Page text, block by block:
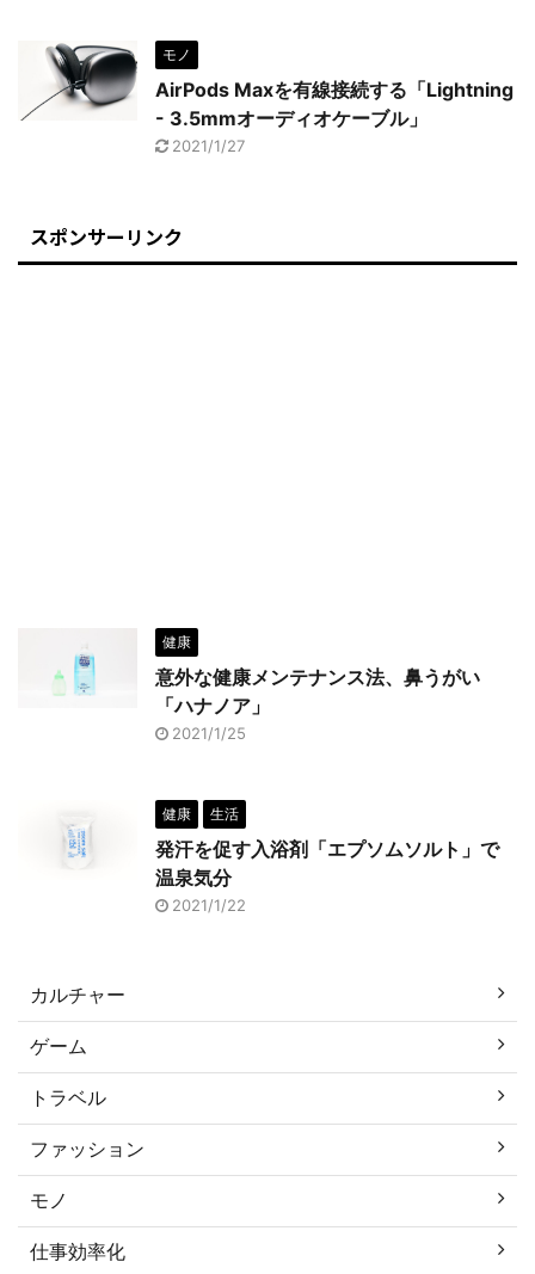
モノ
AirPods Maxを有線接続する「Lightning
- 3.5mmオーディオケーブル」
2021/1/27
スポンサーリンク
健康
意外な健康メンテナンス法、鼻うがい
「ハナノア」
2021/1/25
健康 生活
発汗を促す入浴剤「エプソムソルト」で
温泉気分
2021/1/22
カルチャー
ゲーム
トラベル
ファッション
モノ
仕事効率化